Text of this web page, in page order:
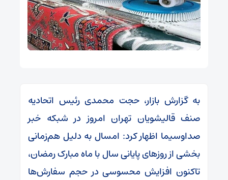
به گزارش بازار، حجت محمدی رئیس اتحادیه
صنف قالیشویان تهران امروز در شبکه خبر
صداوسیما اظهار کرد: امسال به دلیل هم‌زمانی
بخشی از روزهای پایانی سال با ماه مبارک رمضان،
تاکنون افزایش محسوسی در حجم سفارش‌ها